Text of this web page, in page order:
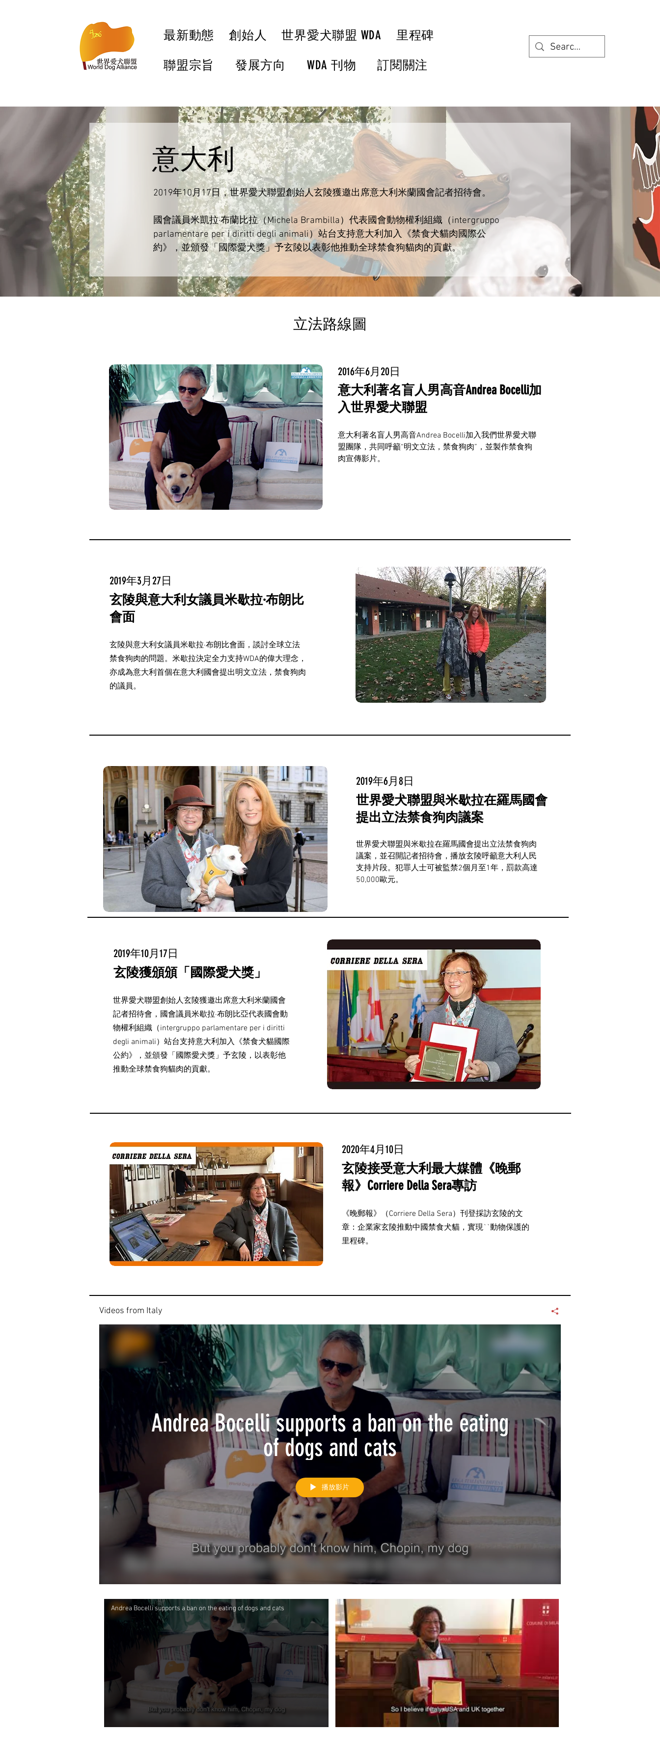
最新動態 創始人 世界愛犬聯盟 WDA 里程碑
聯盟宗旨 發展方向 WDA 刊物 訂閱關注
意大利
2019年10月17日，世界愛犬聯盟創始人玄陵獲邀出席意大利米蘭國會記者招待會。​
國會議員米凱拉·布蘭比拉（Michela Brambilla）代表國會動物權利組織（intergruppo
parlamentare per i diritti degli animali）站台支持意大利加入《禁食犬貓肉國際公
約》，並頒發「國際愛犬獎」予玄陵以表彰他推動全球禁食狗貓肉的貢獻。
立法路線圖
2016年6月20日
意大利著名盲人男高音Andrea Bocelli加
入世界愛犬聯盟
意大利著名盲人男高音Andrea Bocelli加入我們世界愛犬聯
盟團隊，共同呼籲“明文立法，禁食狗肉”，並製作禁食狗
肉宣傳影片。
2019年3月27日
玄陵與意大利女議員米歇拉·布朗比
會面
玄陵與意大利女議員米歇拉·布朗比會面，談討全球立法
禁食狗肉的問題。米歇拉決定全力支持WDA的偉大理念，
亦成為意大利首個在意大利國會提出明文立法，禁食狗肉
的議員。
2019年6月8日
世界愛犬聯盟與米歇拉在羅馬國會
提出立法禁食狗肉議案
世界愛犬聯盟與米歇拉在羅馬國會提出立法禁食狗肉
議案，並召開記者招待會，播放玄陵呼籲意大利人民
支持片段。犯罪人士可被監禁2個月至1年，罰款高達
50,000歐元。
2019年10月17日
玄陵獲頒頒「國際愛犬獎」
世界愛犬聯盟創始人玄陵獲邀出席意大利米蘭國會
記者招待會，國會議員米歇拉·布朗比亞代表國會動
物權利組織（intergruppo parlamentare per i diritti
degli animali）站台支持意大利加入《禁食犬貓國際
公約》，並頒發「國際愛犬獎」予玄陵，以表彰他
推動全球禁食狗貓肉的貢獻。
2020年4月10日
玄陵接受意大利最大媒體《晚郵
報》Corriere Della Sera專訪
《晚郵報》（Corriere Della Sera）刊登採訪玄陵的文
章：企業家玄陵推動中國禁食犬貓，實現``動物保護的
里程碑。
我们提供的服务
Videos from Italy
Andrea Bocelli supports a ban on the eating
of dogs and cats
播放影片
Andrea Bocelli supports a ban on the eating of dogs and cats